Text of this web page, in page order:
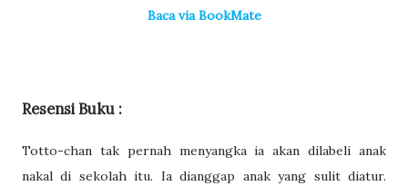
Baca via BookMate
Resensi Buku :
Totto-chan tak pernah menyangka ia akan dilabeli anak
nakal di sekolah itu. Ia dianggap anak yang sulit diatur.